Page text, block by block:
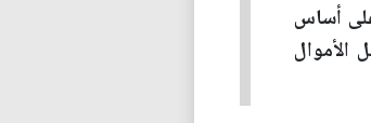
على أساس
الأموال